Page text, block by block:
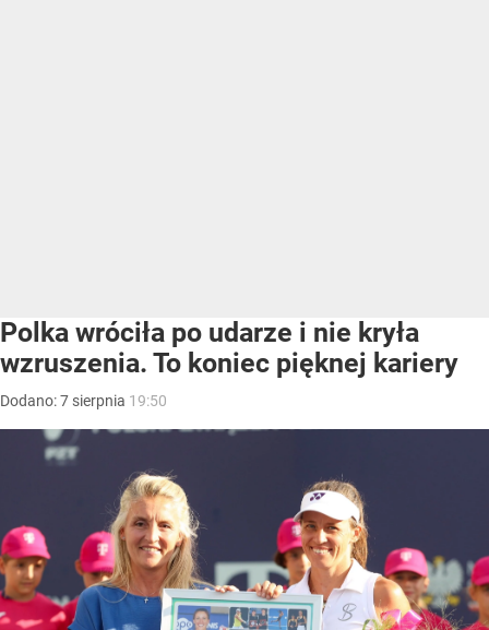
Polka wróciła po udarze i nie kryła
wzruszenia. To koniec pięknej kariery
Dodano:7 sierpnia 19:50